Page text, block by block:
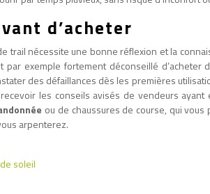
d’acheter
trail nécessite une bonne réflexion et la
par exemple fortement déconseillé
des défaillances dès les premières
les conseils avisés de vendeurs
ou de chaussures de course, qui
arpenterez.
soleil